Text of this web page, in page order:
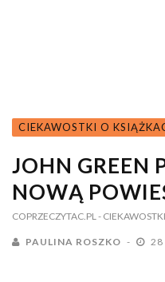
CIEKAWOSTKI O
JOHN GREEN
NOWĄ
COPRZECZYTAC.PL -
PAULINA ROSZKO